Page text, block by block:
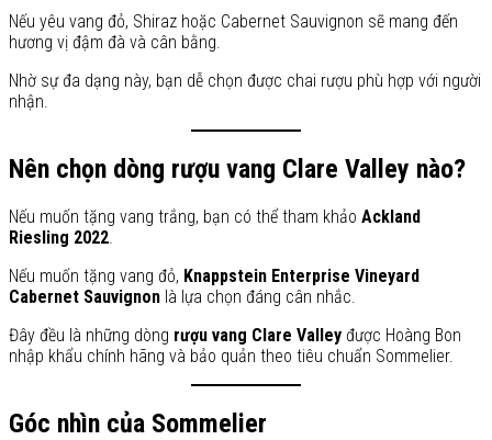
Nếu yêu vang đỏ, Shiraz hoặc Cabernet Sauvignon sẽ mang đến
hương vị đậm đà và cân bằng.
Nhờ sự đa dạng này, bạn dễ chọn được chai rượu phù hợp với người
nhận.
Nên chọn dòng rượu vang Clare Valley nào?
Nếu muốn tặng vang trắng, bạn có thể tham khảo Ackland
Riesling 2022
Nếu muốn tặng vang đỏ, Knappstein Enterprise Vineyard
Cabernet Sauvignon là lựa chọn đáng cân nhắc.
Đây đều là những dòng rượu vang Clare Valley được Hoàng Bon
nhập khẩu chính hãng và bảo quản theo tiêu chuẩn Sommelier.
Góc nhìn của Sommelier